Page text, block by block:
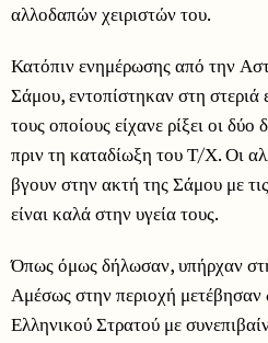
αλλοδαπών χειριστών του.
Κατόπιν ενημέρωσης από την
Σάμου, εντοπίστηκαν στη
τους οποίους είχανε ρίξει οι
πριν τη καταδίωξη του Τ/Χ. Οι
βγουν στην ακτή της Σάμου με
είναι καλά στην υγεία τους.
Όπως όμως δήλωσαν, υπήρχαν
Αμέσως στην περιοχή
Ελληνικού Στρατού με